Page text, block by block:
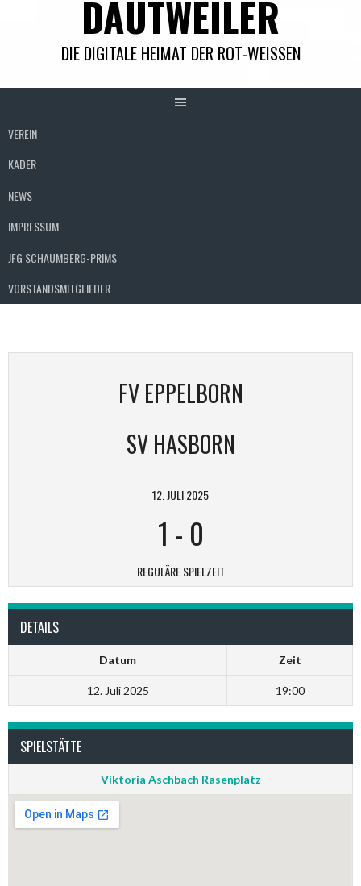
DAUTWEILER
DIE DIGITALE HEIMAT DER ROT-WEISSEN
VEREIN
KADER
NEWS
IMPRESSUM
JFG SCHAUMBERG-PRIMS
VORSTANDSMITGLIEDER
FV EPPELBORN
SV HASBORN
12. JULI 2025
1 - 0
REGULÄRE SPIELZEIT
DETAILS
Datum Zeit
12. Juli 2025 19:00
SPIELSTÄTTE
Viktoria Aschbach Rasenplatz